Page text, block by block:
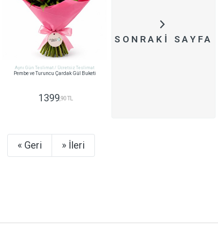
Aynı Gün Teslimat / Ücretsiz Teslimat
Pembe ve Turuncu Çardak Gül Buketi
1399,90 TL
SONRAKI SAYFA
« Geri » İleri